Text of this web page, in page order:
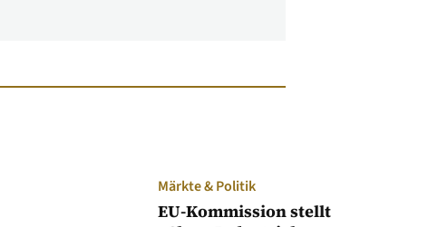
Märkte & Politik
EU-Kommission stellt